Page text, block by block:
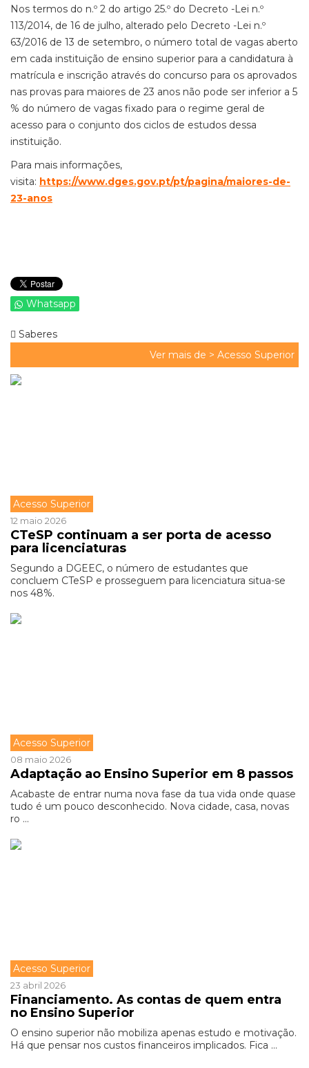
Nos termos do n.º 2 do artigo 25.º do Decreto -Lei n.º
113/2014, de 16 de julho, alterado pelo Decreto -Lei n.º
63/2016 de 13 de setembro, o número total de vagas aberto
em cada instituição de ensino superior para a candidatura à
matrícula e inscrição através do concurso para os aprovados
nas provas para maiores de 23 anos não pode ser inferior a 5
% do número de vagas fixado para o regime geral de
acesso para o conjunto dos ciclos de estudos dessa
instituição.
Para mais informações,
visita: https://www.dges.gov.pt/pt/pagina/maiores-de-
23-anos
Whatsapp
Saberes
Ver mais de > Acesso Superior
Acesso Superior
12 maio 2026
CTeSP continuam a ser porta de acesso
para licenciaturas
Segundo a DGEEC, o número de estudantes que
concluem CTeSP e prosseguem para licenciatura situa-se
nos 48%.
Acesso Superior
08 maio 2026
Adaptação ao Ensino Superior em 8 passos
Acabaste de entrar numa nova fase da tua vida onde quase
tudo é um pouco desconhecido. Nova cidade, casa, novas
ro ...
Acesso Superior
23 abril 2026
Financiamento. As contas de quem entra
no Ensino Superior
O ensino superior não mobiliza apenas estudo e motivação.
Há que pensar nos custos financeiros implicados. Fica ...